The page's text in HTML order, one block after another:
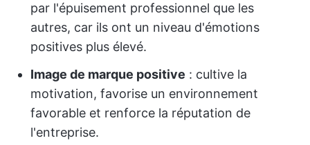
par l'épuisement professionnel que les
autres, car ils ont un niveau d'émotions
positives plus élevé.
Image de marque positive : cultive la
motivation, favorise un environnement
favorable et renforce la réputation de
l'entreprise.